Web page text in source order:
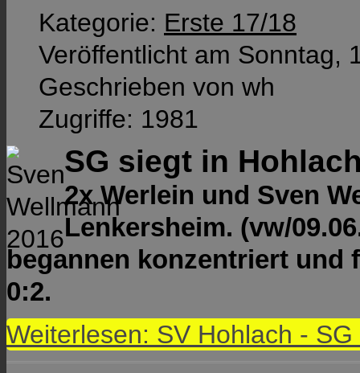
Kategorie: Erste 17/18
Veröffentlicht am Sonntag,
Geschrieben von wh
Zugriffe: 1981
SG siegt in
2x Werlein und Sven
Lenkersheim. (vw/
begannen konzentriert und
0:2.
Weiterlesen: SV Hohlach -